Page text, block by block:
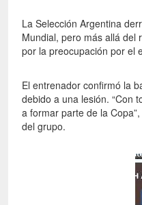
La Selección Argentina
Mundial, pero más allá del
por la preocupación por el
El entrenador confirmó la
debido a una lesión. “Con
a formar parte de la
del grupo.